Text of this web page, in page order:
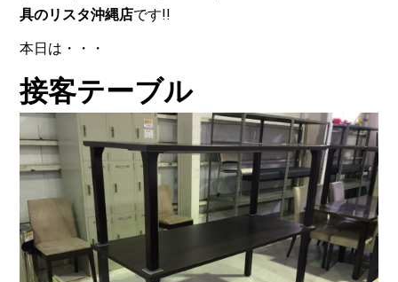
具のリスタ沖縄店です!!
本日は・・・
接客テーブル